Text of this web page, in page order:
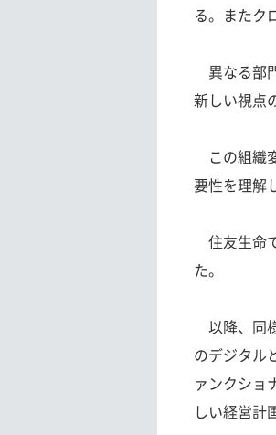
る。またク
異なる部
新しい視点
この組織
要性を理解
住友生命
た。
以降、同
のデジタル
ァンクショ
しい経営計